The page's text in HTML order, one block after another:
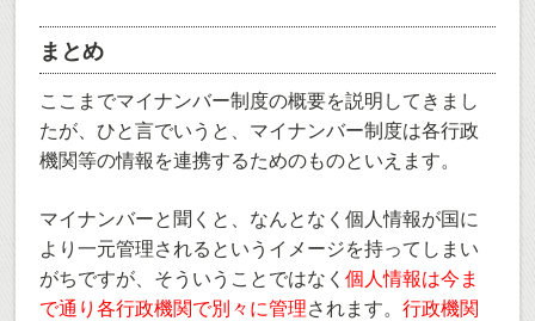
まとめ
ここまでマイナンバー制度の概要を説明してきまし
たが、ひと言でいうと、マイナンバー制度は各行政
機関等の情報を連携するためのものといえます。
マイナンバーと聞くと、なんとなく個人情報が国に
より一元管理されるというイメージを持ってしまい
がちですが、そういうことではなく個人情報は今ま
で通り各行政機関で別々に管理されます。行政機関